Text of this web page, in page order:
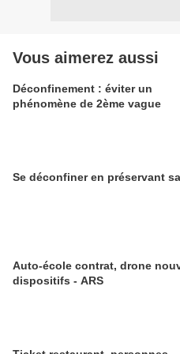
Vous aimerez aussi
Déconfinement : éviter un
phénomène de 2ème vague
Se déconfiner en préservant
Auto-école contrat, drone
dispositifs - ARS